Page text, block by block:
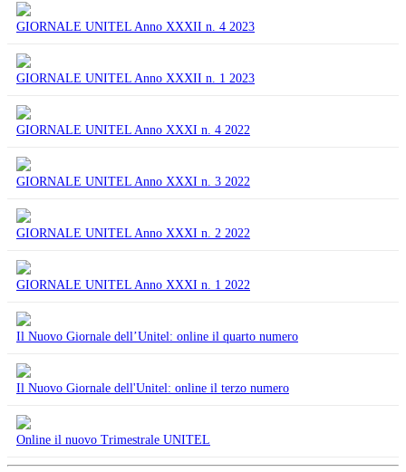
GIORNALE UNITEL Anno XXXII n. 4 2023
GIORNALE UNITEL Anno XXXII n. 1 2023
GIORNALE UNITEL Anno XXXI n. 4 2022
GIORNALE UNITEL Anno XXXI n. 3 2022
GIORNALE UNITEL Anno XXXI n. 2 2022
GIORNALE UNITEL Anno XXXI n. 1 2022
Il Nuovo Giornale dell’Unitel: online il quarto numero
Il Nuovo Giornale dell'Unitel: online il terzo numero
Online il nuovo Trimestrale UNITEL